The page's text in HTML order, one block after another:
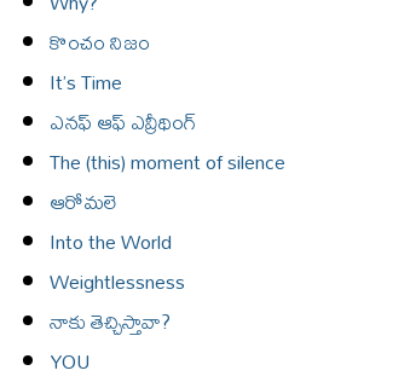
కొంచం నిజం
It’s Time
ఎనఫ్ ఆఫ్ ఎవ్రీథింగ్
The (this) moment of silence
ఆరోమలె
Into the World
Weightlessness
నాకు తెచ్చిస్తావా?
YOU